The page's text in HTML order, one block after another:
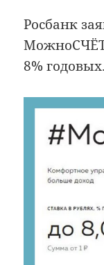
Росбанк
8% годовых.